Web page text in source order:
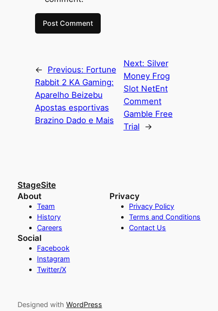
← Previous: Fortune
Rabbit 2 KA Gaming:
Aparelho Beizebu
Apostas esportivas
Brazino Dado e Mais
Next: Silver
Money Frog
Slot NetEnt
Comment
Gamble Free
Trial
→
StageSite
About
Team
History
Careers
Privacy
Privacy Policy
Terms and Conditions
Contact Us
Social
Facebook
Instagram
Twitter/X
Designed with WordPress